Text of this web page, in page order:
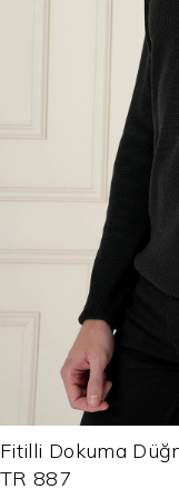
Fitilli Dokuma
TR 887